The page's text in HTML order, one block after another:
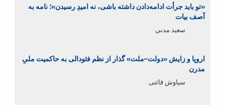
«تو باید جرأت ادامه‌دادن داشته باشی، نه امیدِ رسیدن»؛ نامه به
آصف بیات
سعید مدنی
اروپا و زایش «دولت–ملت» گذار از نظم فئودالی به حاکمیت ملیِ
مدرن
سیاوش قائنی